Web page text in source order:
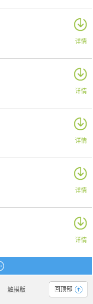
详情
详情
详情
详情
详情
触摸版 回顶部